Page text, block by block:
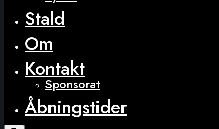
Stald
Om
Kontakt
Sponsorat
Åbningstider